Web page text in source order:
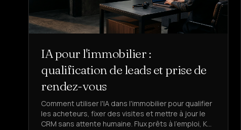
IA pour l'immobilier :
qualification de leads et prise de
rendez-vous
Comment utiliser l'IA dans l'immobilier pour qualifier
les acheteurs, fixer des visites et mettre à jour le
CRM sans attente humaine. Flux prêts à l'emploi, KPI,